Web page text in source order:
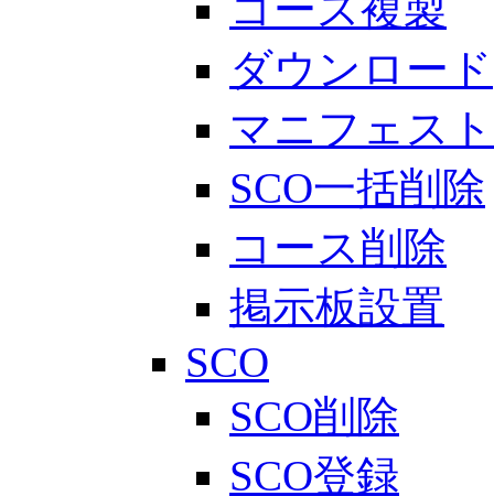
コース複製
ダウンロード
マニフェス
SCO一括削除
コース削除
掲示板設置
SCO
SCO削除
SCO登録